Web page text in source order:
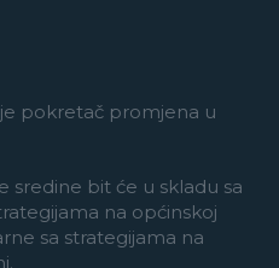
pokretač promjena u
sredine bit će u skladu sa
na općinskoj
sa strategijama na